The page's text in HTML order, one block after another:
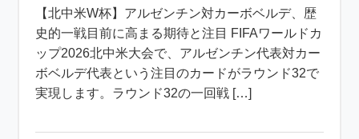
【北中米W杯】アルゼンチン対カーボベルデ、歴
史的一戦目前に高まる期待と注目 FIFAワールドカ
ップ2026北中米大会で、アルゼンチン代表対カー
ボベルデ代表という注目のカードがラウンド32で
実現します。ラウンド32の一回戦 […]